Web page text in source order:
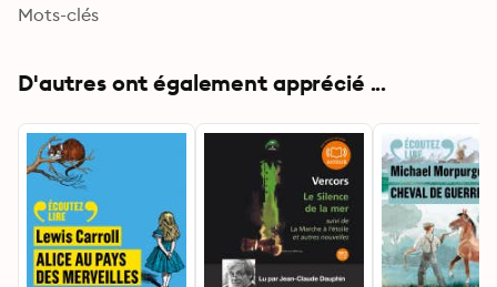
Mots-clés
D'autres ont également apprécié ...